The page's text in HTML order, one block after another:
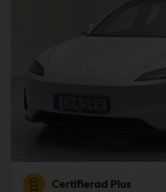
Certifierad Plus